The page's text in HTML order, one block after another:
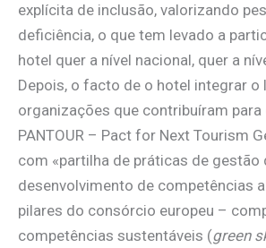
explícita de inclusão, valorizando
deficiência, o que tem levado a
hotel quer a nível nacional, quer a
Depois, o facto de o hotel integrar o
organizações que contribuíram
PANTOUR – Pact for Next Tourism
com «partilha de práticas de gestão
desenvolvimento de competências
pilares do consórcio europeu –
competências sustentáveis (green